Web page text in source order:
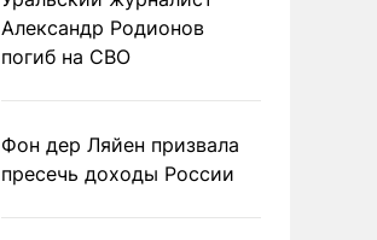
Александр Родионов
погиб на СВО
Фон дер Ляйен призвала
пресечь доходы России